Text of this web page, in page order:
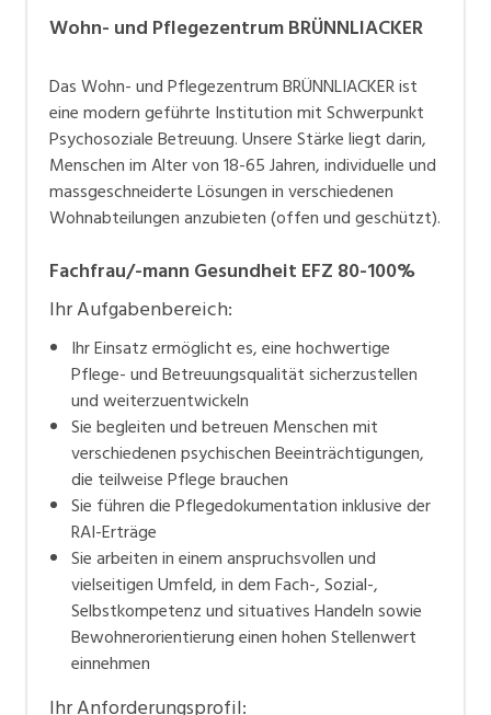
Verkauf, Handel, Kundenberatung,
Aussendienst
Sicherheit, Rettung, Polizei, Zoll
Machen Sie sich mit uns auf den Weg...
Das Wohn- und Pflegezentrum BRÜNNLIACKER ist
eine moderne sowie eine professionell geführte
Institution mit Schwerpunkt Psychosoziale
Betreuung. In schöner ländlicher Umgebung, betreuen
und pflegen wir rund 95 Menschen.
Wohn- und Pflegezentrum BRÜNNLIACKER
Das Wohn- und Pflegezentrum BRÜNNLIACKER ist
eine modern geführte Institution mit Schwerpunkt
Psychosoziale Betreuung. Unsere Stärke liegt darin,
Menschen im Alter von 18-65 Jahren, individuelle und
massgeschneiderte Lösungen in verschiedenen
Wohnabteilungen anzubieten (offen und geschützt).
Fachfrau/-mann Gesundheit EFZ 80-100%
Ihr Aufgabenbereich:
Ihr Einsatz ermöglicht es, eine hochwertige
Pflege- und Betreuungsqualität sicherzustellen
und weiterzuentwickeln
Sie begleiten und betreuen Menschen mit
verschiedenen psychischen Beeinträchtigungen,
die teilweise Pflege brauchen
Sie führen die Pflegedokumentation inklusive der
RAI-Erträge
Sie arbeiten in einem anspruchsvollen und
vielseitigen Umfeld, in dem Fach-, Sozial-,
Selbstkompetenz und situatives Handeln sowie
Bewohnerorientierung einen hohen Stellenwert
einnehmen
Ihr Anforderungsprofil: